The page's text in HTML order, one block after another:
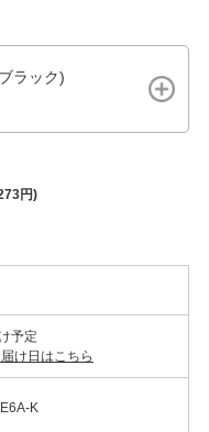
ラック)
円)
予定
け日はこちら
K